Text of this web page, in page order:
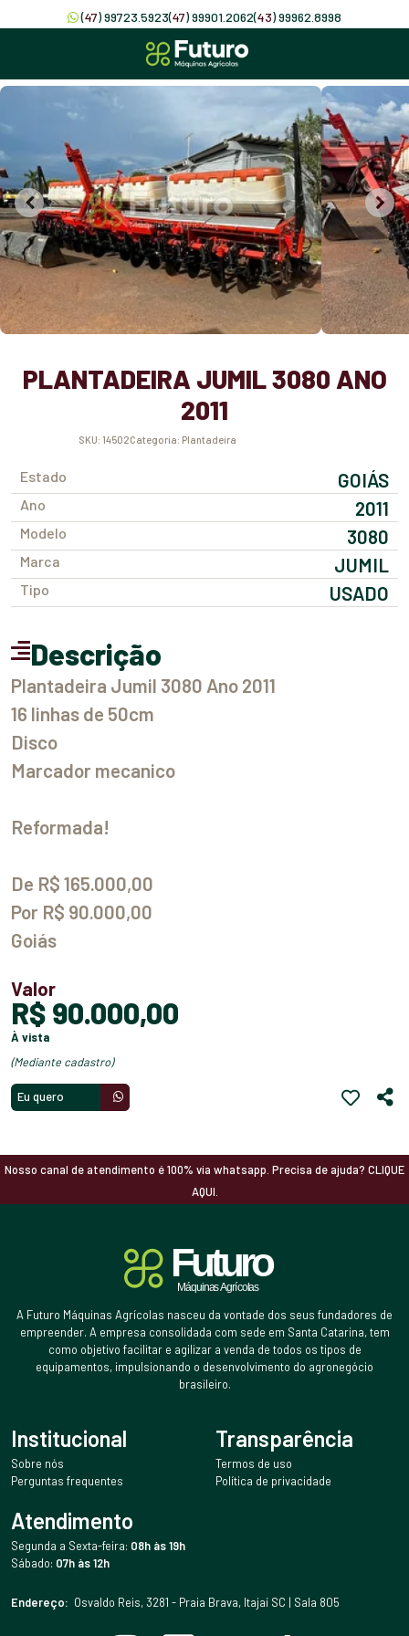
(47) 99723.5923(47) 99901.2062(43) 99962.8998
PLANTADEIRA JUMIL 3080 ANO
2011
SKU: 14502 Categoria: Plantadeira
Estado GOIÁS
Ano 2011
Modelo 3080
Marca JUMIL
Tipo USADO
Descrição
Plantadeira Jumil 3080 Ano 2011
16 linhas de 50cm
Disco
Marcador mecanico
Reformada!
De R$ 165.000,00
Por R$ 90.000,00
Goiás
Valor
R$ 90.000,00
à vista
(mediante cadastro)
Eu quero
Nosso canal de atendimento é 100% via whatsapp. Precisa de ajuda? CLIQUE
AQUI.
A Futuro Máquinas Agrícolas nasceu da vontade dos seus fundadores de
empreender. A empresa consolidada com sede em Santa Catarina, tem
como objetivo facilitar e agilizar a venda de todos os tipos de
equipamentos, impulsionando o desenvolvimento do agronegócio
brasileiro.
Institucional
Sobre nós
Perguntas frequentes
Transparência
Termos de uso
Política de privacidade
Atendimento
Segunda a Sexta-feira: 08h às 19h
Sábado: 07h às 12h
Endereço: Osvaldo Reis, 3281 - Praia Brava, Itajaí SC | Sala 805